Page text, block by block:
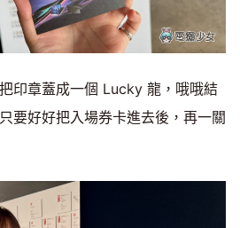
印章蓋成一個 Lucky 龍，哦哦結
要好好把入場券卡進去後，再一關